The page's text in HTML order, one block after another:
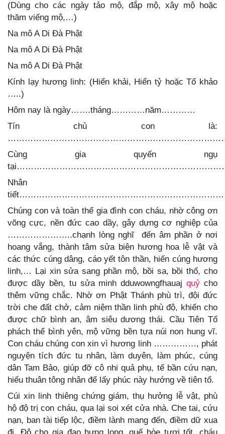
(Dùng cho các ngày tảo mộ, đắp mộ, xây mộ hoặc
thăm viếng mộ,…)
Na mô A Di Đà Phật
Na mô A Di Đà Phật
Na mô A Di Đà Phật
Kính lạy hương linh: (Hiển khải, Hiển tỷ hoặc Tổ khảo
…..)
Hôm nay là ngày…….tháng…………năm…………
Tín chủ con là:
Cùng gia quyến ngụ
Nhân
Chúng con và toàn thể gia đình con cháu, nhờ công ơn
võng cực, nền đức cao dầy, gây dựng cơ nghiệp của
…………………..chạnh lòng nghĩ đến âm phần ở nơi
hoang vắng, thành tâm sửa biện hương hoa lễ vật và
các thức cúng dâng, cáo yết tôn thần, hiến cúng hương
linh,… Lại xin sửa sang phần mộ, bồi sa, bồi thổ, cho
được dầy bền, tu sửa minh dduwowngfhauajquỷ cho
thêm vững chắc. Nhờ ơn Phật Thánh phù trì, đội đức
trời che đất chở, cảm niệm thần linh phù độ, khiến cho
được chữ bình an, âm siêu dương thái. Cầu Tiên Tổ
phách thể bình yên, mộ vững bền tựa núi non hung vĩ.
Con cháu chúng con xin vì hương linh ……………, phát
nguyện tích đức tu nhân, làm duyên, làm phúc, cúng
dân Tam Bảo, giúp đỡ cô nhi quả phụ, tế bần cứu nạn,
hiếu thuân tông nhân để lấy phúc này hướng về tiên tổ.
Cúi xin linh thiêng chứng giám, thụ hưởng lễ vật, phù
hộ độ trị con cháu, qua lại soi xét cửa nhà. Che tai, cứu
nạn, ban tài tiếp lộc, điềm lành mang đến, điềm dữ xua